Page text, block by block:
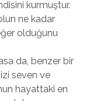
kurmuştur.
ne kadar
olduğunu
da, benzer bir
seven ve
hayattaki en